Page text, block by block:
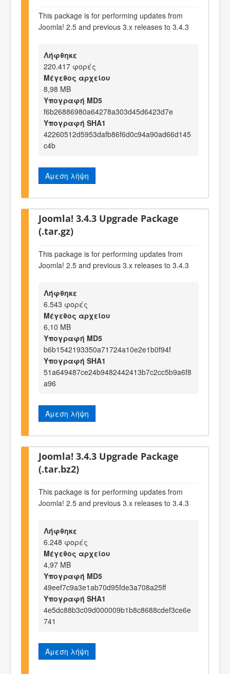
This package is for performing updates from
Joomla! 2.5 and previous 3.x releases to 3.4.3
Λήφθηκε
220.417 φορές
Μέγεθος αρχείου
8,98 MB
Υπογραφή MD5
f6b26886980a64278a303d45d6423d7e
Υπογραφή SHA1
42260512d5953dafb86f6d0c94a90ad66d145
c4b
Άμεση λήψη
Joomla! 3.4.3 Upgrade Package
(.tar.gz)
This package is for performing updates from
Joomla! 2.5 and previous 3.x releases to 3.4.3
Λήφθηκε
6.543 φορές
Μέγεθος αρχείου
6,10 MB
Υπογραφή MD5
b6b1542193350a71724a10e2e1b0f94f
Υπογραφή SHA1
51a649487ce24b9482442413b7c2cc5b9a6f8
a96
Άμεση λήψη
Joomla! 3.4.3 Upgrade Package
(.tar.bz2)
This package is for performing updates from
Joomla! 2.5 and previous 3.x releases to 3.4.3
Λήφθηκε
6.248 φορές
Μέγεθος αρχείου
4,97 MB
Υπογραφή MD5
49eef7c9a3e1ab70d95fde3a708a25ff
Υπογραφή SHA1
4e5dc88b3c09d000009b1b8c8688cdef3ce6e
741
Άμεση λήψη